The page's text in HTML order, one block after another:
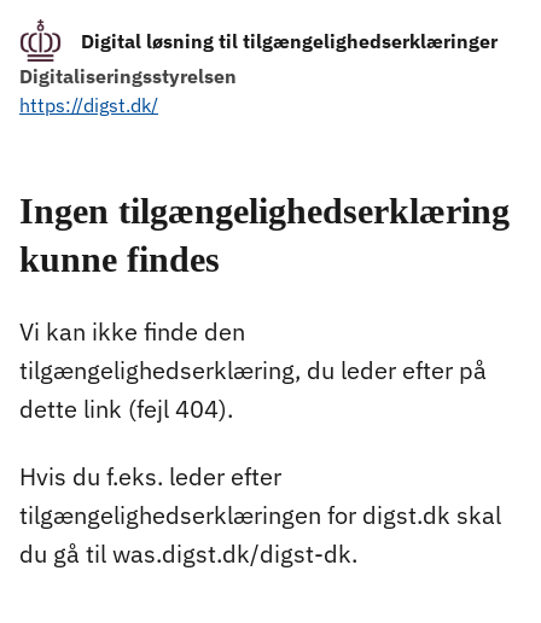
Digital løsning til tilgængelighedserklæringer
Digitaliseringsstyrelsen
https://digst.dk/
Ingen tilgængelighedserklæring
kunne findes
Vi kan ikke finde den
tilgængelighedserklæring, du leder efter på
dette link (fejl 404).
Hvis du f.eks. leder efter
tilgængelighedserklæringen for digst.dk skal
du gå til was.digst.dk/digst-dk.